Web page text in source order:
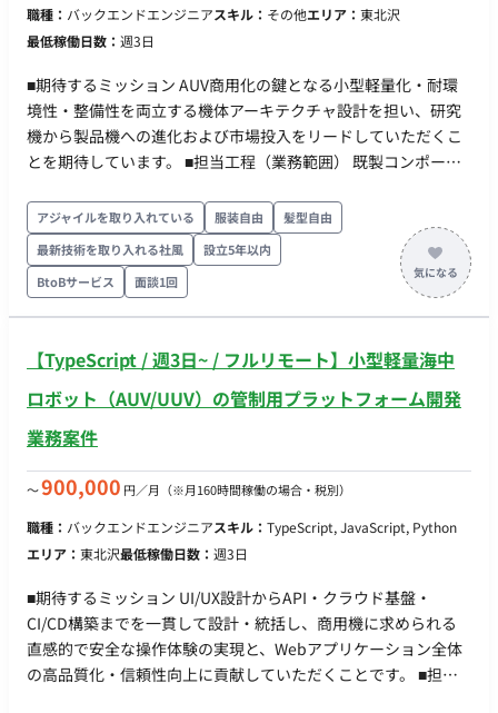
ただけるとありがたいです。
品」から商業施設や一般家庭で稼働する「製品」へ進化させる
ため、バックエンドシステム全体の可用性・メンテナンス性・
エンジニア ・エンジニアリングマネージャー ※各職種の具体的
な人数は確認中です。 ■ 開発環境 FW：Unity, Unreal Engine
(UE), ROS, ROS2
職種： バックエンドエンジニアスキル： その他エリア： 東北沢
最低稼働日数： 週3日
■期待するミッション AUV商用化の鍵となる小型軽量化・耐環
境性・整備性を両立する機体アーキテクチャ設計を担い、研究
機から製品機への進化および市場投入をリードしていただくこ
とを期待しています。 ■担当工程（業務範囲） 既製コンポーネ
内部コンポーネントのレイアウト（マウント設計）、機体全体
のパッケージング設計をご担当いただきます。限られた筐体ス
ペースの中で重量バランス、熱設計、配線取り回し、メンテナ
ンス性まで考慮した量産化を見据えた構造設計を行います。ま
た、構想設計から3D CADによる詳細設計、試作、実証試験、量
アジャイルを取り入れている 服装自由
髪型自由
最新技術を取り入れる社風
設立5年以内
BtoBサービス
面談1回
【TypeScript / 週3日~ / フルリモート】小型軽量海中
ロボット（AUV/UUV）の管制用プラットフォーム開発
業務案件
〜900,000 円／月 （※月160時間稼働の場合・税別）
職種： バックエンドエンジニアスキル： TypeScript, JavaScript, Python
エリア： 東北沢最低稼働日数： 週3日
■期待するミッション UI/UX設計からAPI・クラウド基盤・
CI/CD構築までを一貫して設計・統括し、商用機に求められる
直感的で安全な操作体験の実現と、Webアプリケーション全体
の高品質化・信頼性向上に貢献していただくことです。 ■担当